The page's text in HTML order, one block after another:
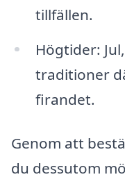
tillfällen.
Högtider:
traditioner
firandet.
Genom att
du dessutom